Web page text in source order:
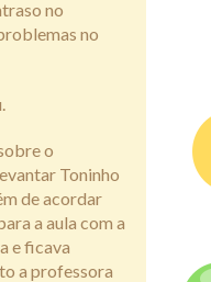
no
no
o
Toninho
de acordar
a aula com a
e ficava
a professora